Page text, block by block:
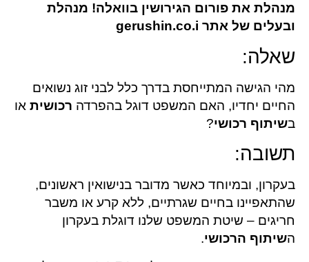
מנהלת את פורום הגירושין בוואלה! מנהלת
ובעלים של אתר gerushin.co.i
שאלה:
מהי הגישה המתייחסת בדרך כלל לבני זוג נשואים
החיים יחדיו, האם המשפט דוגל בהפרדה רכושית או
בשיתוף רכושי?
תשובה:
בעקרון, ובמיוחד כאשר מדובר בנישואין ראשונים,
שהתאפיינו בחיים שגרתיים, ללא קרע או משבר
חריגים – שיטת המשפט שלנו דוגלת בעקרון
השיתוף הרכושי.